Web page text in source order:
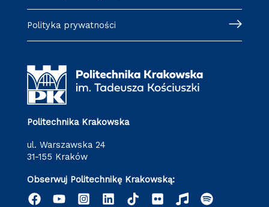
Polityka prywatności
Politechnika Krakowska
ul. Warszawska 24
31-155 Kraków
Obserwuj Politechnikę Krakowską: